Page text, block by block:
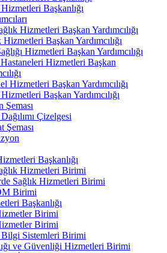
Hizmetleri Başkanlığı
Hizmetleri Başkan Yardımcılığı
Başkan Yardımcılığı
Hizmetleri Başkan Yardımcılığı
Hizmetleri Başkan
Hizmetleri Başkan Yardımcılığı
Başkan Yardımcılığı
Şeması
Çizelgesi
Şeması
Başkanlığı
Hizmetleri Birimi
Sağlık Hizmetleri Birimi
Birimi
Başkanlığı
Birimi
Birimi
Bilgi Sistemleri Birimi
ve Güvenliği Hizmetleri Birimi